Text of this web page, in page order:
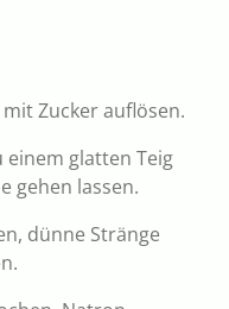
Zucker auflösen.
einem glatten Teig
gehen lassen.
dünne Stränge